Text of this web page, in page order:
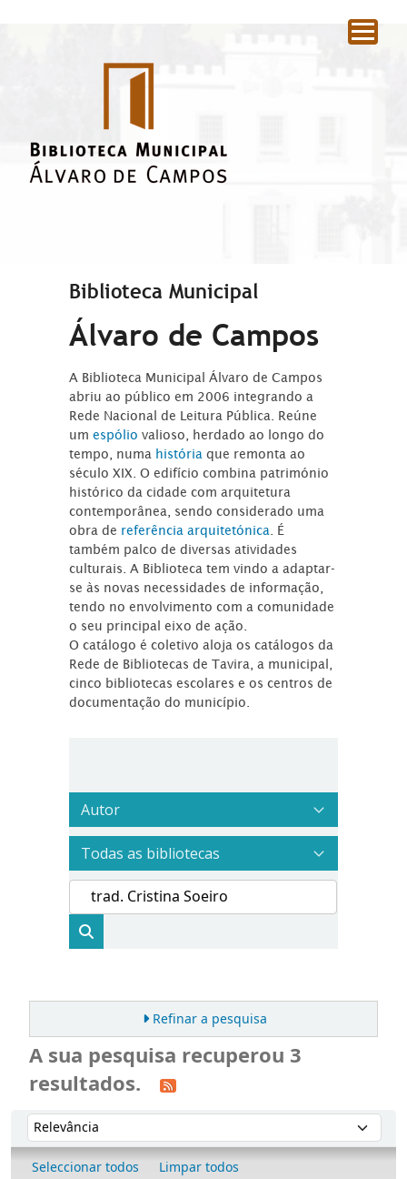
Biblioteca Municipal
Álvaro de Campos
A Biblioteca Municipal Álvaro de Campos
abriu ao público em 2006 integrando a
Rede Nacional de Leitura Pública. Reúne
umespóliovalioso, herdado ao longo do
tempo, numa história que remonta ao
século XIX. O edifício combina património
histórico da cidade com arquitetura
contemporânea, sendo considerado uma
obra de referência arquitetónica . É
também palco de diversas atividades
culturais. A Biblioteca tem vindo a adaptar-
se às novas necessidades de informação,
tendo no envolvimento com a comunidade
o seu principal eixo de ação.
O catálogo é coletivo aloja os catálogos da
Rede de Bibliotecas de Tavira, a municipal,
cinco bibliotecas escolares e os centros de
documentação do município.
Refinar a pesquisa
A sua pesquisa recuperou 3
resultados.
Ordenar
Ordenar por:
Seleccionar todos
Limpar todos